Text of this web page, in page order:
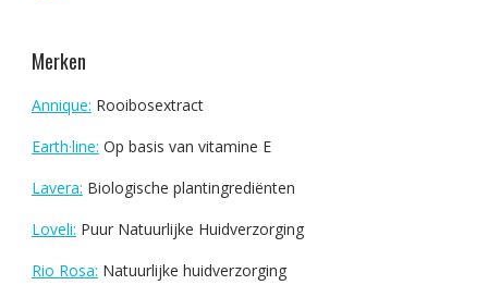
Merken
Annique: Rooibosextract
Earth·line: Op basis van vitamine E
Lavera: Biologische plantingrediënten
Loveli: Puur Natuurlijke Huidverzorging
Rio Rosa: Natuurlijke huidverzorging